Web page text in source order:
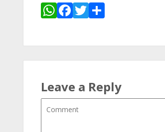
WhatsApp
Facebook
Twitter
Leave a Reply